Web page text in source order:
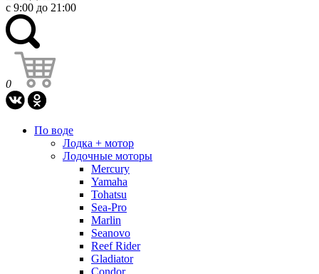
с 9:00 до 21:00
0
По воде
Лодка + мотор
Лодочные моторы
Mercury
Yamaha
Tohatsu
Sea-Pro
Marlin
Seanovo
Reef Rider
Gladiator
Condor